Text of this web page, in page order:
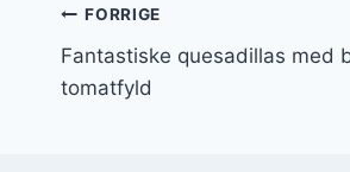
Indlægsnavigation
FORRIGE
Fantastiske quesadillas med
tomatfyld